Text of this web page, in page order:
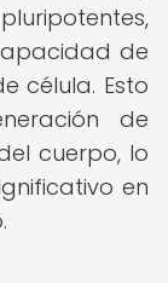
de
célula. Esto
de
cuerpo, lo
en